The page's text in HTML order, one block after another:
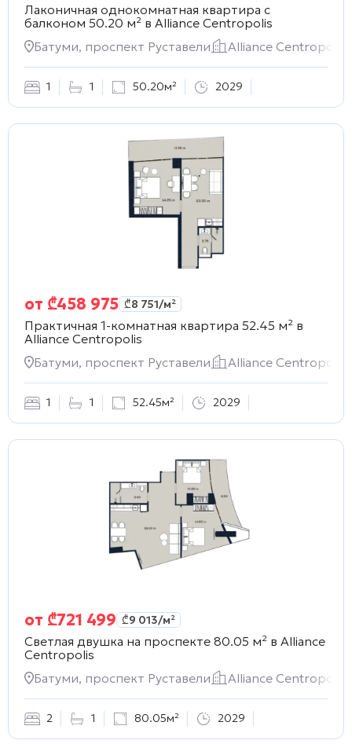
Лаконичная однокомнатная квартира с
балконом 50.20 м² в Alliance Centropolis
Батуми, проспект Руставели
Alliance Centropolis
1 1 50.20м² 2029
от ₾458 975 ₾8 751/м²
Практичная 1-комнатная квартира 52.45 м² в
Alliance Centropolis
Батуми, проспект Руставели
Alliance Centropolis
1 1 52.45м² 2029
от ₾721 499 ₾9 013/м²
Светлая двушка на проспекте 80.05 м² в Alliance
Centropolis
Батуми, проспект Руставели
Alliance Centropolis
2 1 80.05м² 2029